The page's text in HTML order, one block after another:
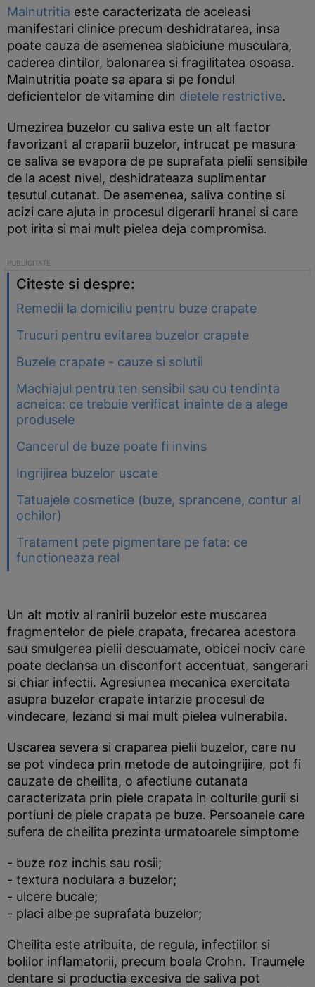
Malnutritia este caracterizata de aceleasi
manifestari clinice precum deshidratarea, insa
poate cauza de asemenea slabiciune musculara,
caderea dintilor, balonarea si fragilitatea osoasa.
Malnutritia poate sa apara si pe fondul
deficientelor de vitamine din dietele restrictive.
Umezirea buzelor cu saliva este un alt factor
favorizant al craparii buzelor, intrucat pe masura
ce saliva se evapora de pe suprafata pielii sensibile
de la acest nivel, deshidrateaza suplimentar
tesutul cutanat. De asemenea, saliva contine si
acizi care ajuta in procesul digerarii hranei si care
pot irita si mai mult pielea deja compromisa.
Citeste si despre:
Remedii la domiciliu pentru buze crapate
Trucuri pentru evitarea buzelor crapate
Buzele crapate - cauze si solutii
Machiajul pentru ten sensibil sau cu tendinta
acneica: ce trebuie verificat inainte de a alege
produsele
Cancerul de buze poate fi invins
Ingrijirea buzelor uscate
Tatuajele cosmetice (buze, sprancene, contur al
ochilor)
Tratament pete pigmentare pe fata: ce
functioneaza real
Un alt motiv al ranirii buzelor este muscarea
fragmentelor de piele crapata, frecarea acestora
sau smulgerea pielii descuamate, obicei nociv care
poate declansa un disconfort accentuat, sangerari
si chiar infectii. Agresiunea mecanica exercitata
asupra buzelor crapate intarzie procesul de
vindecare, lezand si mai mult pielea vulnerabila.
Uscarea severa si craparea pielii buzelor, care nu
se pot vindeca prin metode de autoingrijire, pot fi
cauzate de cheilita, o afectiune cutanata
caracterizata prin piele crapata in colturile gurii si
portiuni de piele crapata pe buze. Persoanele care
sufera de cheilita prezinta urmatoarele simptome
- buze roz inchis sau rosii;
- textura nodulara a buzelor;
- ulcere bucale;
- placi albe pe suprafata buzelor;
Cheilita este atribuita, de regula, infectiilor si
bolilor inflamatorii, precum boala Crohn. Traumele
dentare si productia excesiva de saliva pot